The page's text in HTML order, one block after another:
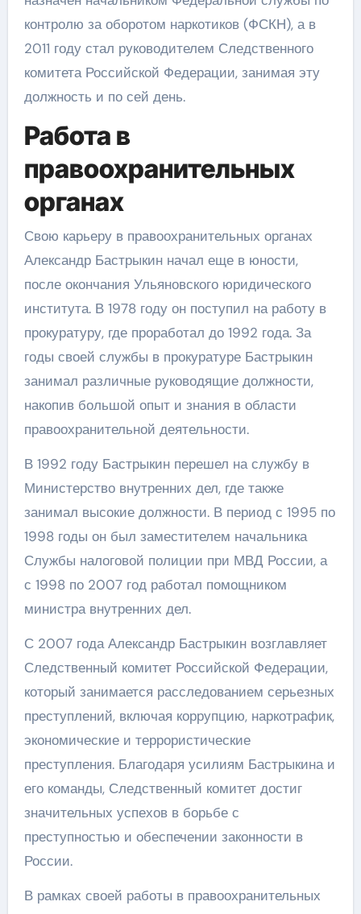
контролю за оборотом наркотиков (ФСКН), а в
2011 году стал руководителем Следственного
комитета Российской Федерации, занимая эту
должность и по сей день.
Работа в
правоохранительных
органах
Свою карьеру в правоохранительных органах
Александр Бастрыкин начал еще в юности,
после окончания Ульяновского юридического
института. В 1978 году он поступил на работу в
прокуратуру, где проработал до 1992 года. За
годы своей службы в прокуратуре Бастрыкин
занимал различные руководящие должности,
накопив большой опыт и знания в области
правоохранительной деятельности.
В 1992 году Бастрыкин перешел на службу в
Министерство внутренних дел, где также
занимал высокие должности. В период с 1995 по
1998 годы он был заместителем начальника
Службы налоговой полиции при МВД России, а
с 1998 по 2007 год работал помощником
министра внутренних дел.
С 2007 года Александр Бастрыкин возглавляет
Следственный комитет Российской Федерации,
который занимается расследованием серьезных
преступлений, включая коррупцию, наркотрафик,
экономические и террористические
преступления. Благодаря усилиям Бастрыкина и
его команды, Следственный комитет достиг
значительных успехов в борьбе с
преступностью и обеспечении законности в
России.
В рамках своей работы в правоохранительных